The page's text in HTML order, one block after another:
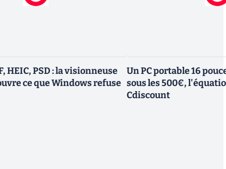
HEIC, PSD : la visionneuse
ce que Windows refuse
Un PC portable 16
sous les 500€,
Cdiscount